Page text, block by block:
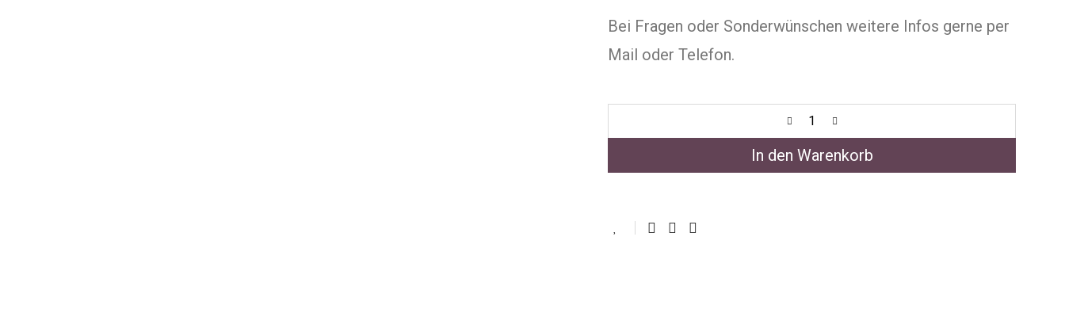
Bei Fragen oder Sonderwünschen weitere Infos gerne per
Mail oder Telefon.
In den Warenkorb